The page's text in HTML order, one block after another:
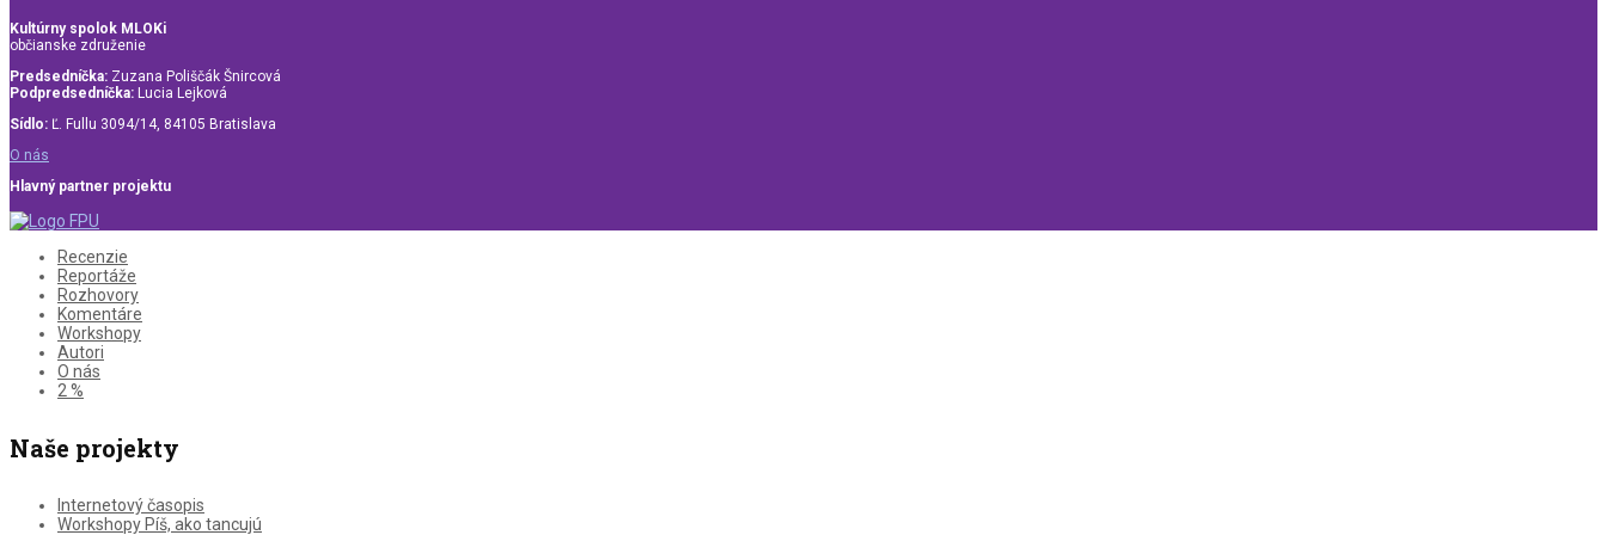
Kultúrny spolok MLOKi
občianske združenie
Predsedníčka: Zuzana Poliščák Šnircová
Podpredsedníčka: Lucia Lejková
Sídlo: Ľ. Fullu 3094/14, 84105 Bratislava
O nás
Hlavný partner projektu
Recenzie
Reportáže
Rozhovory
Komentáre
Workshopy
Autori
O nás
2 %
Naše projekty
Internetový časopis
Workshopy Píš, ako tancujú